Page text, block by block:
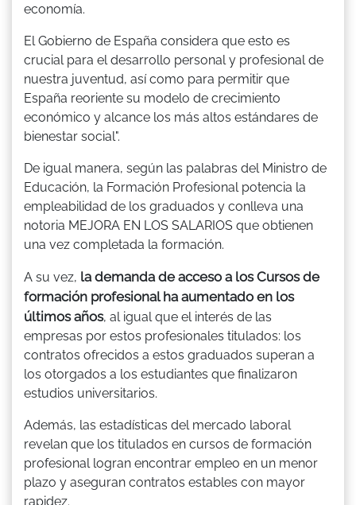
economía.
El Gobierno de España considera que esto es
crucial para el desarrollo personal y profesional de
nuestra juventud, así como para permitir que
España reoriente su modelo de crecimiento
económico y alcance los más altos estándares de
bienestar social".
De igual manera, según las palabras del Ministro de
Educación, la Formación Profesional potencia la
empleabilidad de los graduados y conlleva una
notoria MEJORA EN LOS SALARIOS que obtienen
una vez completada la formación.
A su vez, la demanda de acceso a los Cursos de
formación profesional ha aumentado en los
últimos años, al igual que el interés de las
empresas por estos profesionales titulados: los
contratos ofrecidos a estos graduados superan a
los otorgados a los estudiantes que finalizaron
estudios universitarios.
Además, las estadísticas del mercado laboral
revelan que los titulados en cursos de formación
profesional logran encontrar empleo en un menor
plazo y aseguran contratos estables con mayor
rapidez.